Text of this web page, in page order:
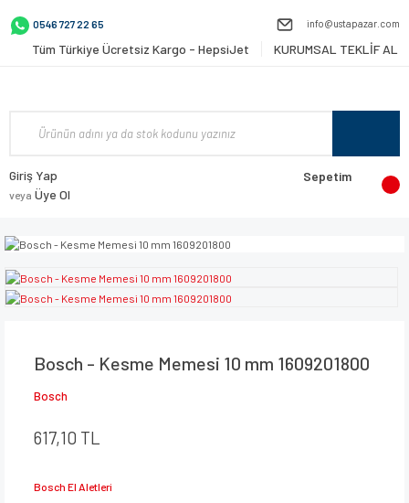
0546 727 22 65 info@ustapazar.com
Tüm Türkiye Ücretsiz Kargo - HepsiJet KURUMSAL TEKLİF AL
Giriş Yap
veya Üye Ol
Sepetim
Bosch - Kesme Memesi 10 mm 1609201800
Bosch
617,10 TL
Bosch El Aletleri